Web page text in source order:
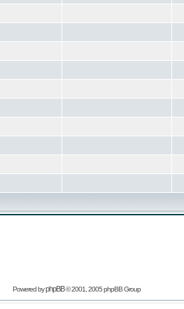
Powered byphpBB© 2001, 2005 phpBB Group